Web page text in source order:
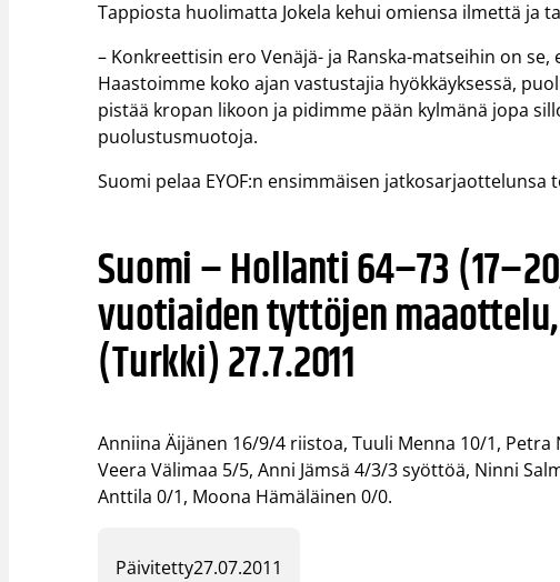
Tappiosta huolimatta Jokela kehui omiensa ilmettä ja
– Konkreettisin ero Venäjä- ja Ranska-matseihin on
Haastoimme koko ajan vastustajia hyökkäyksessä,
pistää kropan likoon ja pidimme pään kylmänä jopa
puolustusmuotoja.
Suomi pelaa EYOF:n ensimmäisen
Suomi – Hollanti 64–73
vuotiaiden tyttöjen maaottelu,
(Turkki) 27.7.2011
Anniina Äijänen 16/9/4 riistoa, Tuuli Menna 10/1,
Veera Välimaa 5/5, Anni Jämsä 4/3/3 syöttöä, Ninni
Anttila 0/1, Moona Hämäläinen 0/0.
Päivitetty27.07.2011